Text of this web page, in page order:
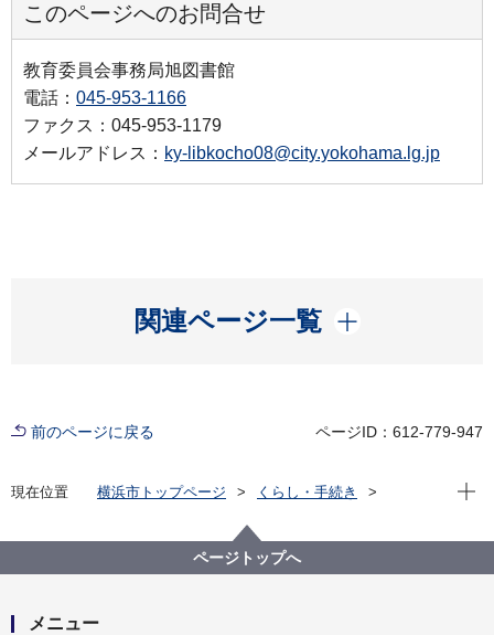
このページへのお問合せ
教育委員会事務局旭図書館
電話： 045-953-1166
ファクス：045-953-1179
メールアドレス： ky-libkocho08@city.yokohama.lg.jp
関連ページ一覧
開く
前のページに戻る ページID：612-779-947
現在位置 横浜市トップページ
くらし・手続き
旭区で読書を楽しもう
旭区で読書活動を楽しもう！
現在
ページトップへ
メニュー